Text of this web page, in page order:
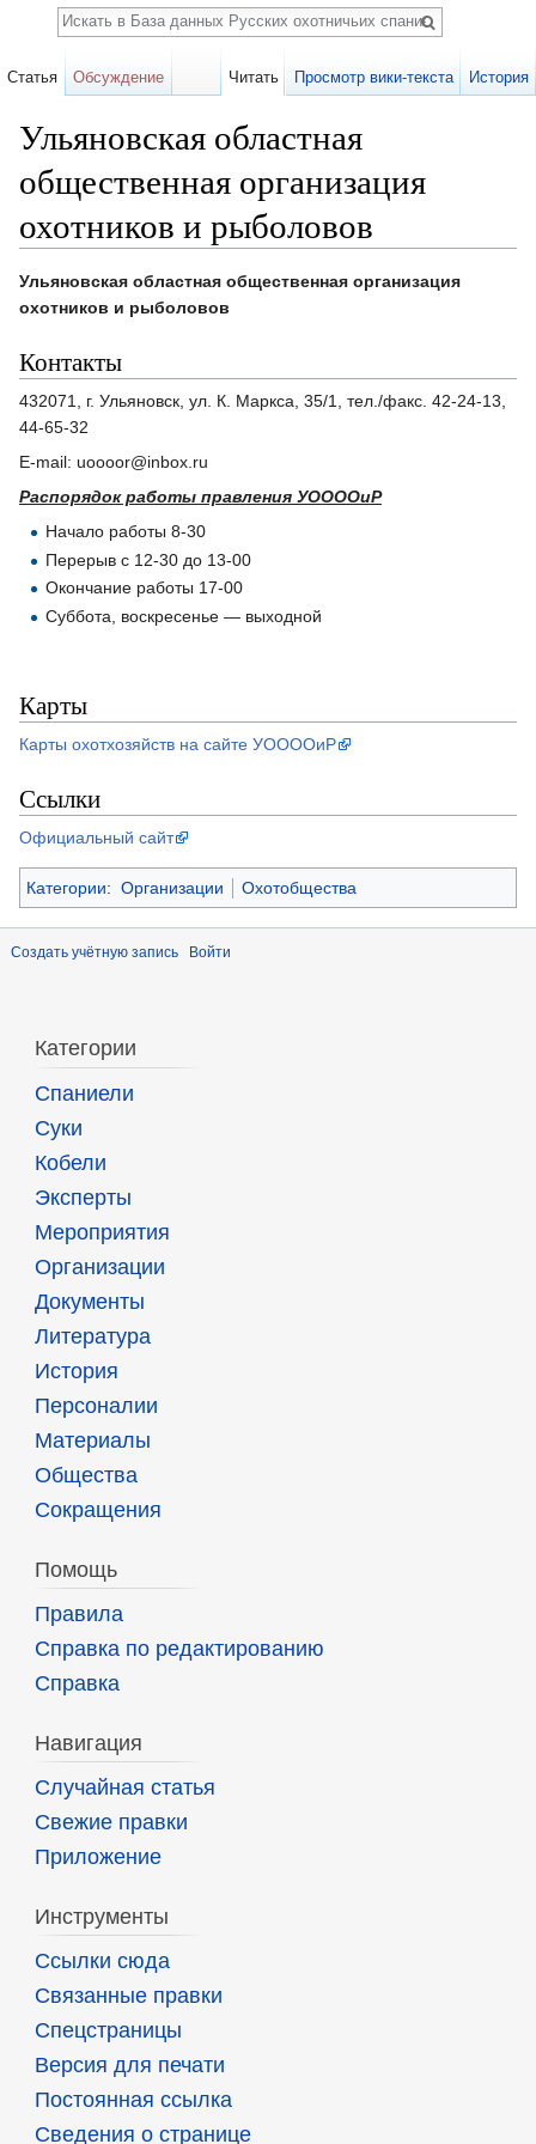
Ульяновская областная
общественная организация
охотников и рыболовов
Ульяновская областная общественная организация
охотников и рыболовов
Контакты
432071, г. Ульяновск, ул. К. Маркса, 35/1, тел./факс. 42-24-13,
44-65-32
E-mail: uoooor@inbox.ru
Распорядок работы правления УООООиР
Начало работы 8-30
Перерыв с 12-30 до 13-00
Окончание работы 17-00
Суббота, воскресенье — выходной
Карты
Карты охотхозяйств на сайте УООООиР
Ссылки
Официальный сайт
Категории: Организации Охотобщества
Создать учётную запись Войти
Статья Обсуждение Читать Просмотр вики-текста История
Поиск
Категории
Спаниели
Суки
Кобели
Эксперты
Мероприятия
Организации
Документы
Литература
История
Персоналии
Материалы
Общества
Сокращения
Помощь
Правила
Справка по редактированию
Справка
Навигация
Случайная статья
Свежие правки
Приложение
Инструменты
Ссылки сюда
Связанные правки
Спецстраницы
Версия для печати
Постоянная ссылка
Сведения о странице